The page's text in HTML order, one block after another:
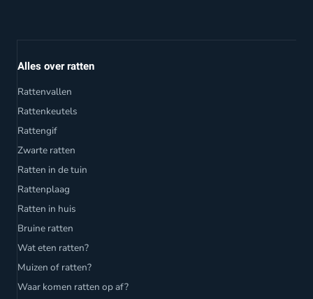
Alles over ratten
Rattenvallen
Rattenkeutels
Rattengif
Zwarte ratten
Ratten in de tuin
Rattenplaag
Ratten in huis
Bruine ratten
Wat eten ratten?
Muizen of ratten?
Waar komen ratten op af?